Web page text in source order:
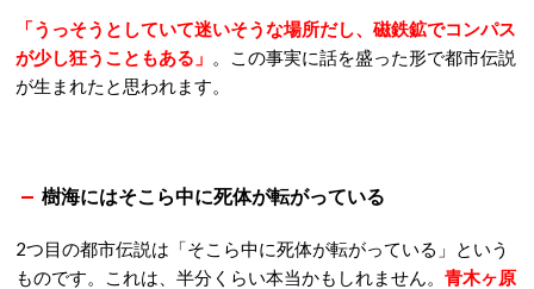
「うっそうとしていて迷いそうな場所だし、磁鉄鉱でコンパス
が少し狂うこともある」 。この事実に話を盛った形で都市伝説
が生まれたと思われます。
樹海にはそこら中に死体が転がっている
2つ目の都市伝説は「そこら中に死体が転がっている」という
ものです。これは、半分くらい本当かもしれません。 青木ヶ原